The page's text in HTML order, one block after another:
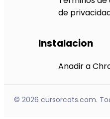
de
Instalacion
Anadir a
© 2026 cursorcats.com.